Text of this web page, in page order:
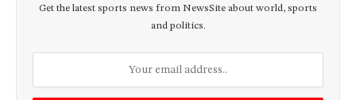
Get the latest sports news from NewsSite about world, sports
and politics.